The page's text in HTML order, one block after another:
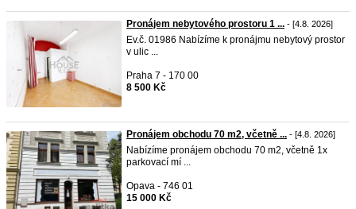
Pronájem nebytového prostoru 1 ... - [4.8. 2026]
Ev.č. 01986 Nabízíme k pronájmu nebytový prostor
v ulic ...
Praha 7 - 170 00
8 500 Kč
Pronájem obchodu 70 m2, včetně ... - [4.8. 2026]
Nabízíme pronájem obchodu 70 m2, včetně 1x
parkovací mí ...
Opava - 746 01
15 000 Kč